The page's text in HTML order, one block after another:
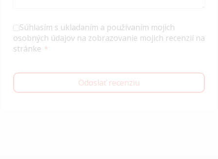
Súhlasím s ukladaním a používaním mojich
osobných údajov na zobrazovanie mojich recenzií na
stránke
Odoslať recenziu